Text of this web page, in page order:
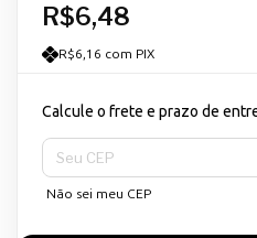
R$6,48
R$6,16 com PIX
Calcule o frete e prazo de
Entregas para o CEP:
Não sei meu CEP